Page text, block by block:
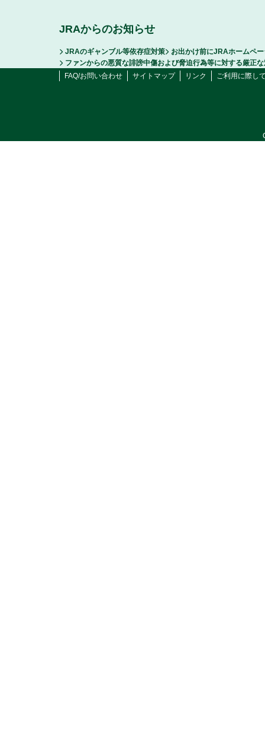
JRAからのお知らせ
JRAのギャンブル等依存症対策
お出かけ前にJRAホームペ
ファンからの悪質な誹謗中傷および脅迫行為等に対する厳正
FAQ/お問い合わせ
サイトマップ リンク ご利用に際し